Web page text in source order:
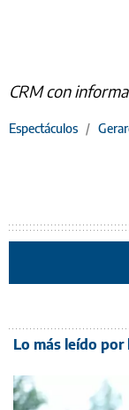
CRM con
Espectáculos /
Lo más leído por